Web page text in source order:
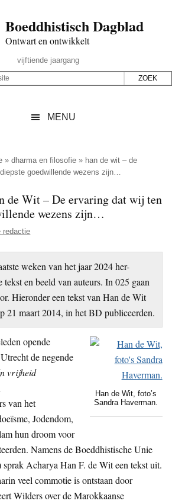
Boeddhistisch Dagblad
Ontwart en ontwikkelt
vijftiende jaargang
MENU
»dharma en filosofie » han de wit – de
goedwillende wezens zijn…
de Wit – De ervaring dat wij ten
wezens zijn…
redactie
weken van het jaar 2024 her-
tekst en beeld van auteurs. In 025 gaan
Hieronder een tekst van Han de Wit
21 maart 2014, in het BD publiceerden.
Han de Wit, foto’s
Sandra Haverman.
opende
de negende
vrijheid
van het
Jodendom,
hun droom voor
Namens de Boeddhistische Unie
Acharya Han F. de Wit een tekst uit.
veel commotie is ontstaan door
Wilders over de Marokkaanse